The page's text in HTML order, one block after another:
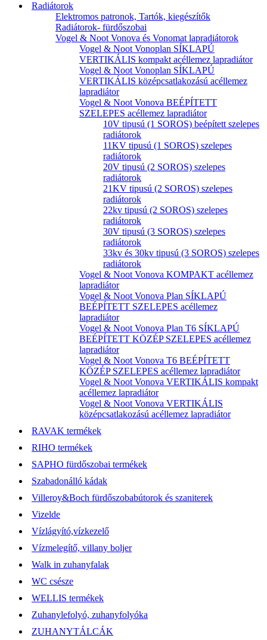
Radiátorok
Elektromos patronok, Tartók, kiegészítők
Radiátorok- fürdőszobai
Vogel & Noot Vonova és Vonomat lapradiátorok
Vogel & Noot Vonoplan SÍKLAPÚ
VERTIKÁLIS kompakt acéllemez lapradiátor
Vogel & Noot Vonoplan SÍKLAPÚ
VERTIKÁLIS középcsatlakozású acéllemez
lapradiátor
Vogel & Noot Vonova BEÉPÍTETT
SZELEPES acéllemez lapradiátor
10V tipusú (1 SOROS) beépített szelepes
radiátorok
11KV tipusú (1 SOROS) szelepes
radiátorok
20V tipusú (2 SOROS) szelepes
radiátorok
21KV tipusú (2 SOROS) szelepes
radiátorok
22kv tipusú (2 SOROS) szelepes
radiátorok
30V tipusú (3 SOROS) szelepes
radiátorok
33kv és 30kv tipusú (3 SOROS) szelepes
radiátorok
Vogel & Noot Vonova KOMPAKT acéllemez
lapradiátor
Vogel & Noot Vonova Plan SÍKLAPÚ
BEÉPÍTETT SZELEPES acéllemez
lapradiátor
Vogel & Noot Vonova Plan T6 SÍKLAPÚ
BEÉPÍTETT KÖZÉP SZELEPES acéllemez
lapradiátor
Vogel & Noot Vonova T6 BEÉPÍTETT
KÖZÉP SZELEPES acéllemez lapradiátor
Vogel & Noot Vonova VERTIKÁLIS kompakt
acéllemez lapradiátor
Vogel & Noot Vonova VERTIKÁLIS
középcsatlakozású acéllemez lapradiátor
RAVAK termékek
RIHO termékek
SAPHO fürdőszobai termékek
Szabadonálló kádak
Villeroy&Boch fürdőszobabútorok és szaniterek
Vizelde
Vízlágyító,vízkezelő
Vízmelegítő, villany boljer
Walk in zuhanyfalak
WC csésze
WELLIS termékek
Zuhanylefolyó, zuhanyfolyóka
ZUHANYTÁLCÁK